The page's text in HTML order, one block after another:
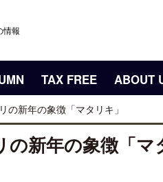
情報
TAX FREE ABOUT
の新年の象徴「マタリキ」
新年の象徴「マ